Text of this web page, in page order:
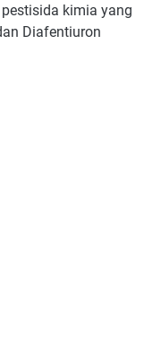
kimia yang
Diafentiuron